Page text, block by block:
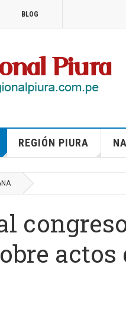
BLOG
REGIÓN PIURA